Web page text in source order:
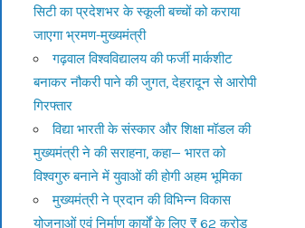
सिटी का प्रदेशभर के स्कूली बच्चों को कराया
जाएगा भ्रमण-मुख्यमंत्री
गढ़वाल विश्वविद्यालय की फर्जी मार्कशीट
बनाकर नौकरी पाने की जुगत, देहरादून से आरोपी
गिरफ्तार
विद्या भारती के संस्कार और शिक्षा मॉडल की
मुख्यमंत्री ने की सराहना, कहा— भारत को
विश्वगुरु बनाने में युवाओं की होगी अहम भूमिका
मुख्यमंत्री ने प्रदान की विभिन्न विकास
योजनाओं एवं निर्माण कार्यों के लिए ₹ 62 करोड़